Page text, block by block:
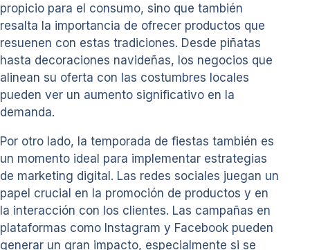
propicio para el consumo, sino que también
resalta la importancia de ofrecer productos que
resuenen con estas tradiciones. Desde piñatas
hasta decoraciones navideñas, los negocios que
alinean su oferta con las costumbres locales
pueden ver un aumento significativo en la
demanda.
Por otro lado, la temporada de fiestas también es
un momento ideal para implementar estrategias
de marketing digital. Las redes sociales juegan un
papel crucial en la promoción de productos y en
la interacción con los clientes. Las campañas en
plataformas como Instagram y Facebook pueden
generar un gran impacto, especialmente si se